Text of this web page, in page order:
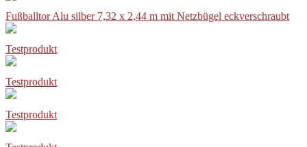
Fußballtor Alu silber 7,32 x 2,44 m mit Netzbügel eckverschraubt
Testprodukt
Testprodukt
Testprodukt